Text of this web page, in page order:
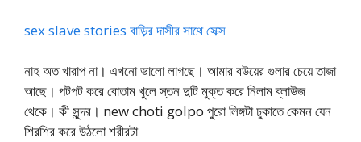
sex slave stories বাড়ির দাসীর সাথে সেক্স
নাহ অত খারাপ না। এখনো ভালো লাগছে। আমার বউয়ের গুলার চেয়ে তাজা
আছে। পটপট করে বোতাম খুলে স্তন দুটি মুক্ত করে নিলাম ব্লাউজ
থেকে। কী সুন্দর। new choti golpo পুরো লিঙ্গটা ঢুকাতে কেমন যেন
শিরশির করে উঠলো শরীরটা